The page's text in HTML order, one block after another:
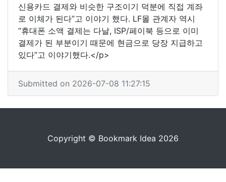
신용카드 결제와 비슷한 구조이기 덕분에 직접 계좌
로 이체가 된다”고 이야기 했다. LF몰 관계자 역시
“휴대폰 소액 결제는 다날, ISP/페이북 등으로 이미
결제가 된 부분이기 때문에 현금으로 당장 지급하고
있다”고 이야기했다.</p>
Submitted on 2026-07-08 11:27:15
Copyright © Bookmark Idea 2026